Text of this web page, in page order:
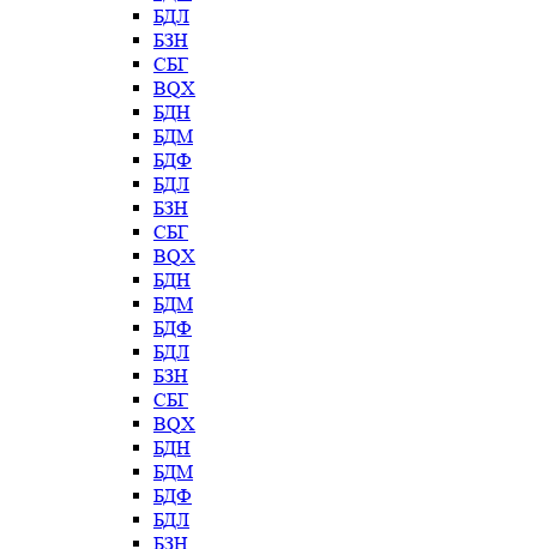
БДЛ
БЗН
СБГ
BQX
БДН
БДМ
БДФ
БДЛ
БЗН
СБГ
BQX
БДН
БДМ
БДФ
БДЛ
БЗН
СБГ
BQX
БДН
БДМ
БДФ
БДЛ
БЗН